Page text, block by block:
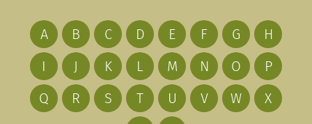
A B C D E F G
H
I
J K L M N O
P
Q
R S T U V W
X